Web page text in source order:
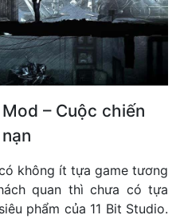
– Cuộc chiến
không ít tựa game tương
quan thì chưa có tựa
phẩm của 11 Bit Studio.